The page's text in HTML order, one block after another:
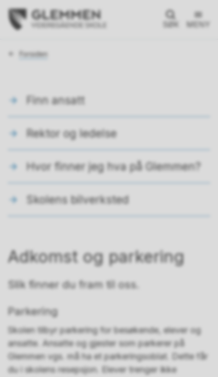
SØK MENY
Du
Forsiden
Finn ansatt
Rektor og ledelse
Hvor finner jeg hva på Glemmen?
Skolens bilverksted
Adkomst og parkering
Slik finner du fram til oss.
Parkering
Skolen tilbyr parkering for besøkende, elever og
ansatte. Ansatte og gjester som parkerer på
Glemmen vgs. må ha et parkeringsoblat. Dette får
du i skolens resepsjon. Elever trenger ikke